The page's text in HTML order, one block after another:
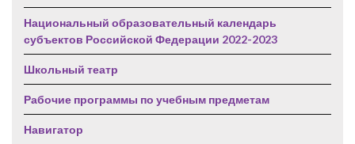
Национальный образовательный календарь
субъектов Российской Федерации 2022-2023
Школьный театр
Рабочие программы по учебным предметам
Навигатор